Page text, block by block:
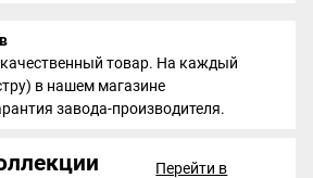
товар. На каждый
в нашем магазине
завода-производителя.
Перейти в